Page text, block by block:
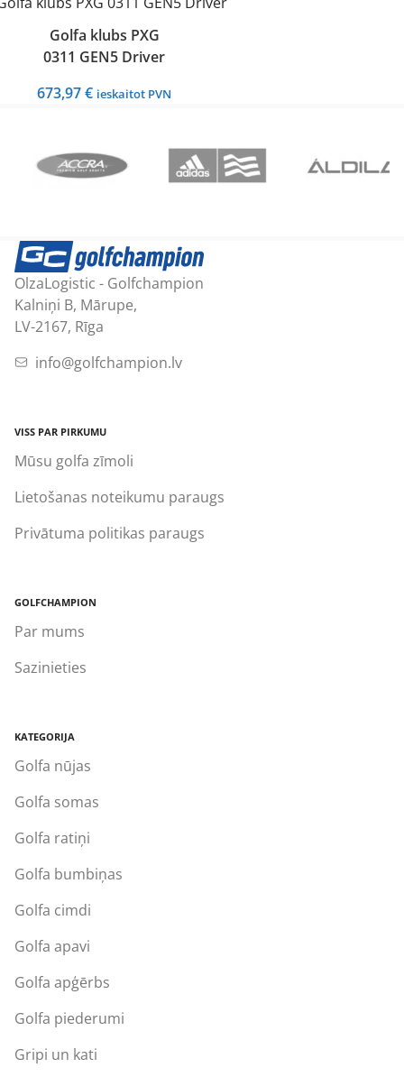
Golfa klubs PXG
0311 GEN5 Driver
673,97€ ieskaitot PVN
OlzaLogistic - Golfchampion
Kalniņi B, Mārupe,
LV-2167, Rīga
info@golfchampion.lv
VISS PAR PIRKUMU
Mūsu golfa zīmoli
Lietošanas noteikumu paraugs
Privātuma politikas paraugs
GOLFCHAMPION
Par mums
Sazinieties
KATEGORIJA
Golfa nūjas
Golfa somas
Golfa ratiņi
Golfa bumbiņas
Golfa cimdi
Golfa apavi
Golfa apģērbs
Golfa piederumi
Gripi un kati